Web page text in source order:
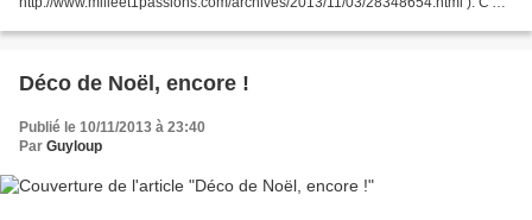
Déco de Noël, encore !
Publié le 10/11/2013 à 23:40
Par Guyloup